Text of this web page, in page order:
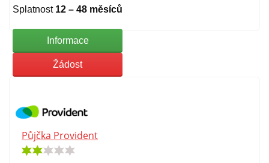
Splatnost 12 – 48 měsíců
Informace
Žádost
Půjčka Provident